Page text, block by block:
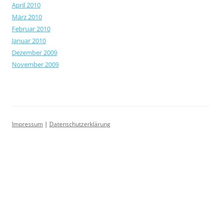
April 2010
März 2010
Februar 2010
Januar 2010
Dezember 2009
November 2009
Impressum | Datenschutzerklärung